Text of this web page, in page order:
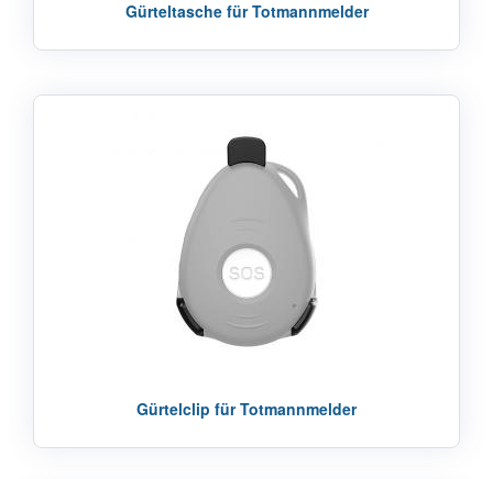
Gürteltasche für Totmannmelder
Gürtelclip für Totmannmelder